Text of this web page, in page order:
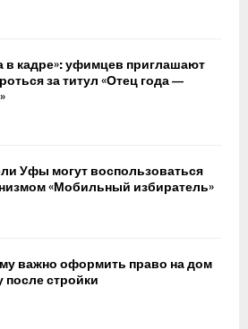
в кадре»: уфимцев приглашают
за титул «Отец года —
Уфы могут воспользоваться
«Мобильный избиратель»
важно оформить право на дом
после стройки